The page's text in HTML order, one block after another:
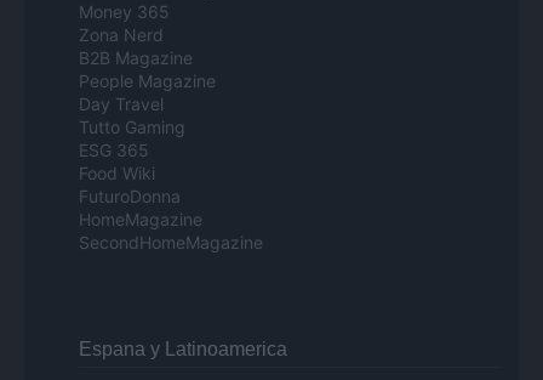
Money 365
Zona Nerd
B2B Magazine
People Magazine
Day Travel
Tutto Gaming
ESG 365
Food Wiki
FuturoDonna
HomeMagazine
SecondHomeMagazine
Espana y Latinoamerica